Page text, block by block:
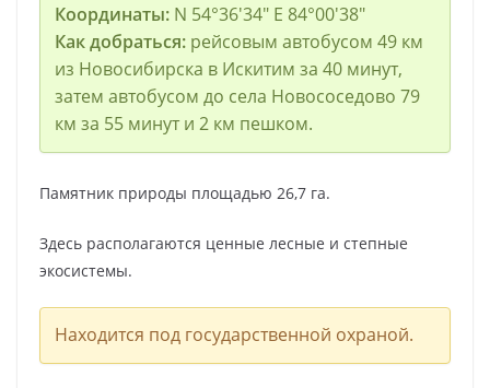
Координаты:N 54°36′34″ E 84°00′38″
Как добраться:рейсовым автобусом 49 км
из Новосибирска в Искитим за 40 минут,
затем автобусом до села Новососедово 79
км за 55 минут и 2 км пешком.
Памятник природы площадью 26,7 га.
Здесь располагаются ценные лесные и степные
экосистемы.
Находится под государственной охраной.